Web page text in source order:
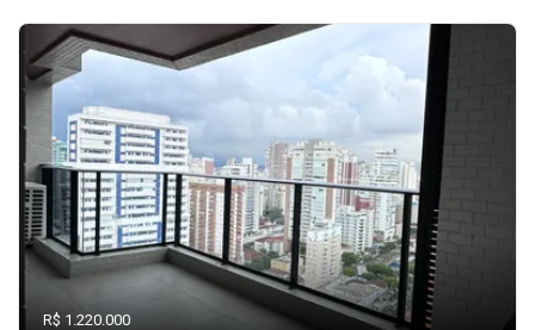
R$ 1.220.000